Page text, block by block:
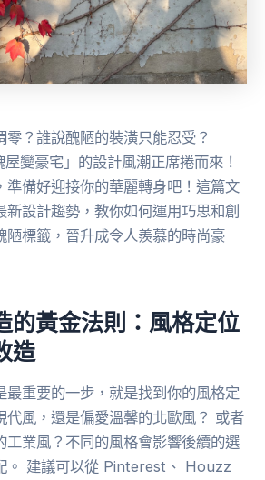
？誰說醜陋的裝潢只能忍受？
變豪宅」的設計風潮正席捲而來！
準備好迎接你的華麗轉身吧！這篇文
設計趨勢，教你如何運用巧思和創
陋標籤，晉升成令人羨慕的時尚豪
的黃金法則：風格定位
造
最重要的一步，就是找到你的風格定
代風，還是偏愛溫馨的北歐風？ 或者
工業風？不同的風格會影響後續的選
。 建議可以從 Pinterest、 Houzz